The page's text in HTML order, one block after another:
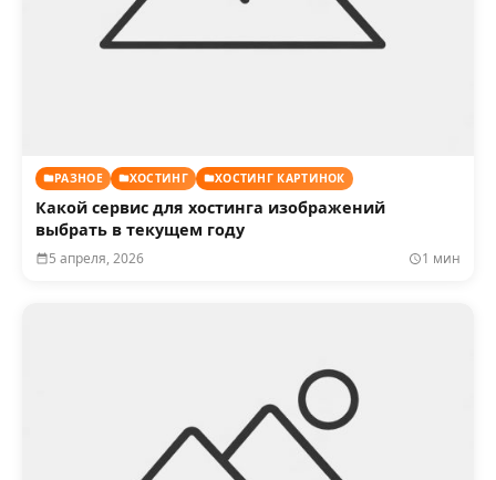
РАЗНОЕ ХОСТИНГ ХОСТИНГ КАРТИНОК
Какой сервис для хостинга изображений
выбрать в текущем году
5 апреля, 2026 1 мин